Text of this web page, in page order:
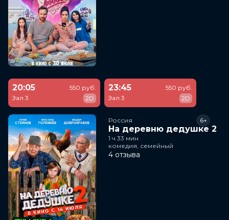
20:05
Зал 3
550 руб.
2D
23:45
Зал 3
550 руб.
2D
Россия
На деревню дедушке 2
6+
1 ч 33 мин
комедия, семейный
4 отзыва